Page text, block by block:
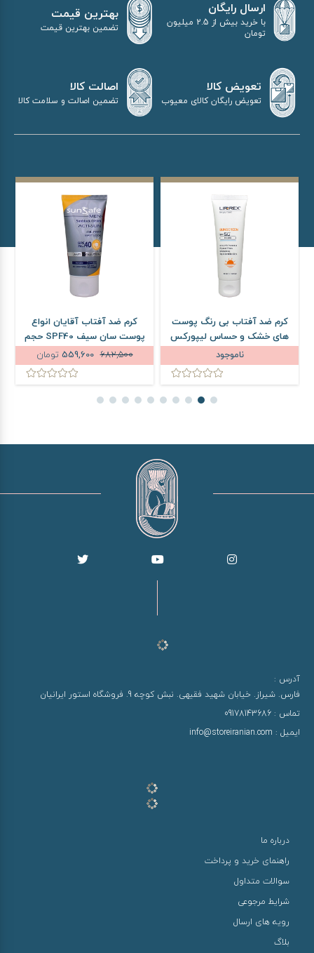
ارسال رایگان
با خرید بیش از 2.5 میلیون
تومان
بهترین قیمت
تضمین بهترین قیمت
تعویض کالا
تعویض رایگان کالای معیوب
اصالت کالا
تضمین اصالت و سلامت کالا
کرم ضد آفتاب بی رنگ پوست
های خشک و حساس لیپورکس
ناموجود
کرم ضد آفتاب آقایان انواع
پوست سان سیف SPF40 حجم
50 میلی لیتر
682,500
559,600 تومان
آدرس :
فارس. شیراز. خیابان شهید فقیهی. نبش کوچه 9. فروشگاه استور ایرانیان
تماس : 09178143686
ایمیل : info@storeiranian.com
درباره ما
راهنمای خرید و پرداخت
سوالات متداول
شرایط مرجوعی
رویه های ارسال
بلاگ